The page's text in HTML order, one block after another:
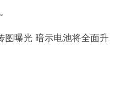
图曝光 暗示电池将全面升